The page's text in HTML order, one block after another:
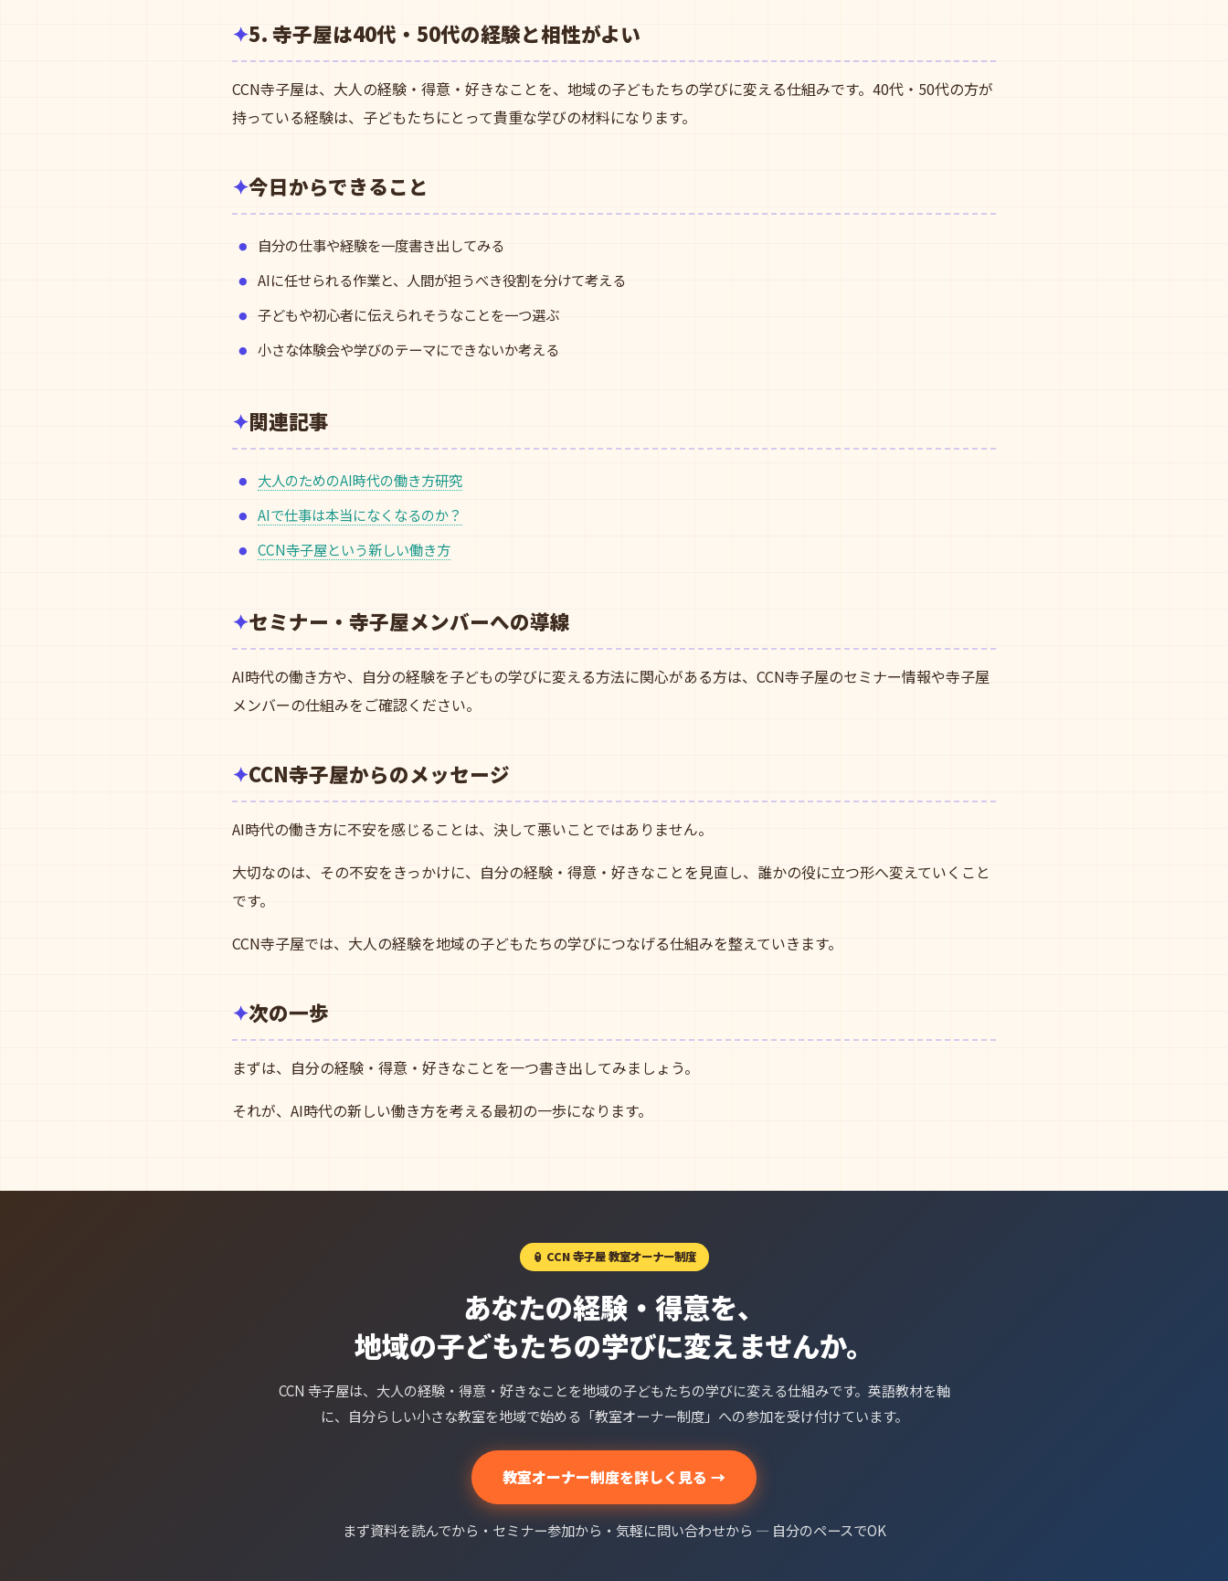
5. 寺子屋は40代・50代の経験と相性がよい
CCN寺子屋は、大人の経験・得意・好きなことを、地域の子どもたちの学びに変える仕組みです。40代・50代の方が
持っている経験は、子どもたちにとって貴重な学びの材料になります。
今日からできること
自分の仕事や経験を一度書き出してみる
AIに任せられる作業と、人間が担うべき役割を分けて考える
子どもや初心者に伝えられそうなことを一つ選ぶ
小さな体験会や学びのテーマにできないか考える
関連記事
大人のためのAI時代の働き方研究
AIで仕事は本当になくなるのか？
CCN寺子屋という新しい働き方
セミナー・寺子屋メンバーへの導線
AI時代の働き方や、自分の経験を子どもの学びに変える方法に関心がある方は、CCN寺子屋のセミナー情報や寺子屋
メンバーの仕組みをご確認ください。
CCN寺子屋からのメッセージ
AI時代の働き方に不安を感じることは、決して悪いことではありません。
大切なのは、その不安をきっかけに、自分の経験・得意・好きなことを見直し、誰かの役に立つ形へ変えていくこと
です。
CCN寺子屋では、大人の経験を地域の子どもたちの学びにつなげる仕組みを整えていきます。
次の一歩
まずは、自分の経験・得意・好きなことを一つ書き出してみましょう。
それが、AI時代の新しい働き方を考える最初の一歩になります。
🏮 CCN 寺子屋 教室オーナー制度
あなたの経験・得意を、
地域の子どもたちの学びに変えませんか。
CCN 寺子屋は、大人の経験・得意・好きなことを地域の子どもたちの学びに変える仕組みです。英語教材を軸
に、自分らしい小さな教室を地域で始める「教室オーナー制度」への参加を受け付けています。
教室オーナー制度を詳しく見る →
まず資料を読んでから・セミナー参加から・気軽に問い合わせから — 自分のペースでOK